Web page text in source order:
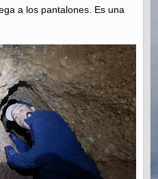
a los pantalones. Es una